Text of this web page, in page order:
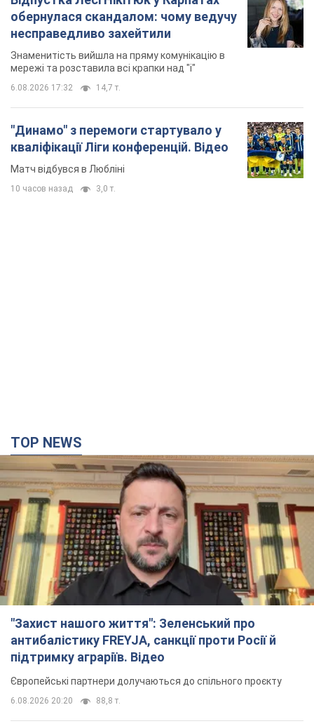
обернулася скандалом: чому ведучу
несправедливо захейтили
Знаменитість вийшла на пряму комунікацію в
мережі та розставила всі крапки над "і"
6.08.2026 17:32 14,7 т.
"Динамо" з перемоги стартувало у
кваліфікації Ліги конференцій. Відео
Матч відбувся в Любліні
10 часов назад 3,0 т.
TOP NEWS
"Захист нашого життя": Зеленський про
антибалістику FREYJA, санкції проти Росії й
підтримку аграріїв. Відео
Європейські партнери долучаються до спільного проєкту
6.08.2026 20:20 88,8 т.